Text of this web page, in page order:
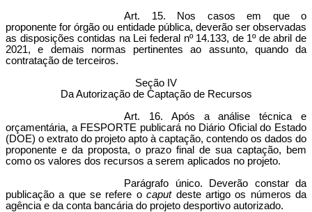
Art. 15. Nos casos em que o
proponente for órgão ou entidade pública, deverão ser observadas
as disposições contidas na Lei federal nº 14.133, de 1º de abril de
2021, e demais normas pertinentes ao assunto, quando da
contratação de terceiros.
Seção IV
Da Autorização de Captação de Recursos
Art. 16. Após a análise técnica e
orçamentária, a FESPORTE publicará no Diário Oficial do Estado
(DOE) o extrato do projeto apto à captação, contendo os dados do
proponente e da proposta, o prazo final de sua captação, bem
como os valores dos recursos a serem aplicados no projeto.
Parágrafo único. Deverão constar da
publicação a que se refere ocaputdeste artigo os números da
agência e da conta bancária do projeto desportivo autorizado.